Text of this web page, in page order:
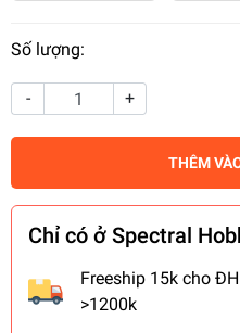
Số lượng:
- +
THÊM
Chỉ có ở Spectral
Freeship 15k cho
>1200k